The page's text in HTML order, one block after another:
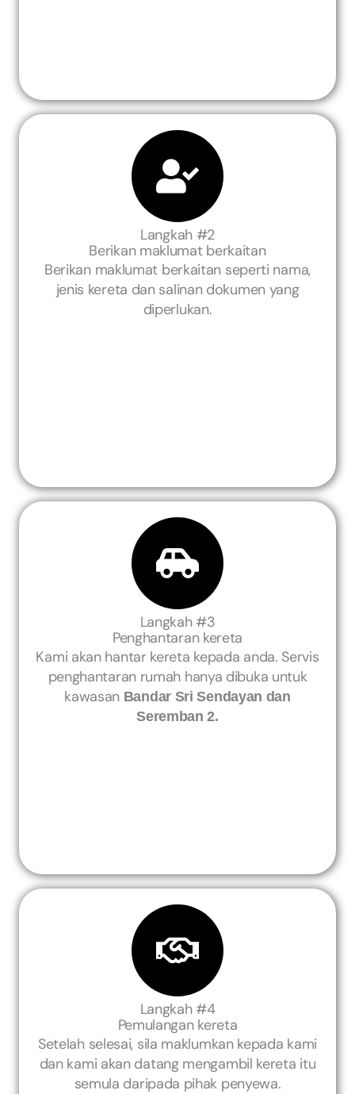
Langkah #2
Berikan maklumat berkaitan
Berikan maklumat berkaitan seperti nama,
jenis kereta dan salinan dokumen yang
diperlukan.
Langkah #3
Penghantaran kereta
Kami akan hantar kereta kepada anda. Servis
penghantaran rumah hanya dibuka untuk
kawasan Bandar Sri Sendayan dan
Seremban 2.
Langkah #4
Pemulangan kereta
Setelah selesai, sila maklumkan kepada kami
dan kami akan datang mengambil kereta itu
semula daripada pihak penyewa.